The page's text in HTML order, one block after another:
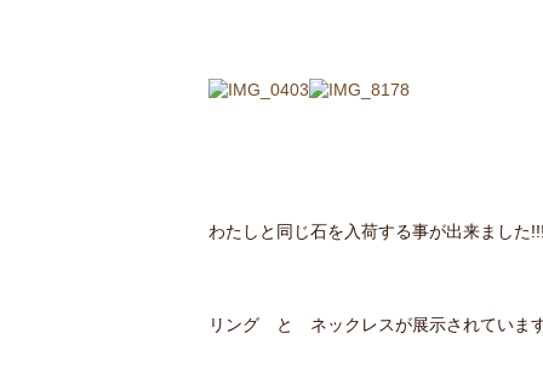
わたしと同じ石を入荷する事が出来ました
リング と ネックレスが展示されてい